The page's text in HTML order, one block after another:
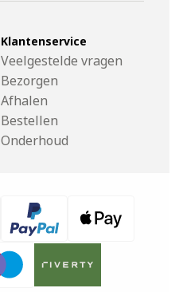
Klantenservice
Veelgestelde vragen
Bezorgen
Afhalen
Bestellen
Onderhoud